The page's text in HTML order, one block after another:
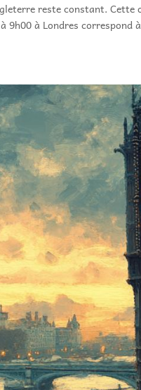
reste constant.
à Londres correspond